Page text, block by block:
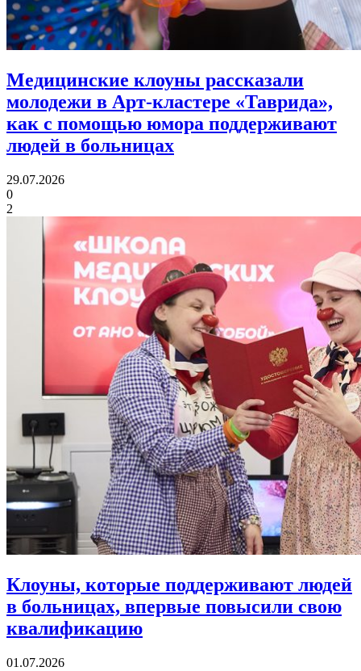
Медицинские клоуны рассказали
молодежи в Арт-кластере «Таврида»,
как с помощью юмора поддерживают
людей в больницах
29.07.2026
0
2
Клоуны, которые поддерживают людей
в больницах, впервые повысили свою
квалификацию
01.07.2026